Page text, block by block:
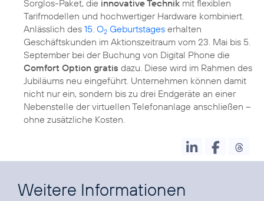
Sorglos-Paket, die innovative Technik mit flexiblen
Tarifmodellen und hochwertiger Hardware kombiniert.
Anlässlich des 15. O2 Geburtstages erhalten
Geschäftskunden im Aktionszeitraum vom 23. Mai bis 5.
September bei der Buchung von Digital Phone die
Comfort Option gratis dazu. Diese wird im Rahmen des
Jubiläums neu eingeführt. Unternehmen können damit
nicht nur ein, sondern bis zu drei Endgeräte an einer
Nebenstelle der virtuellen Telefonanlage anschließen –
ohne zusätzliche Kosten.
Weitere Informationen